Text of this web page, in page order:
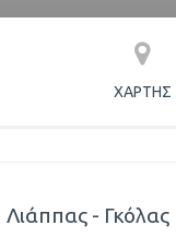
ΧΆΡΤΗΣ
Λιάππας - Γκόλας